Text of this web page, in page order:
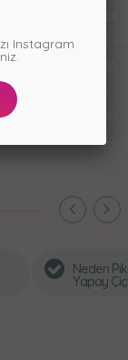
Pika Çiçek’ten
Çiçek Almalısınız?
Instagram